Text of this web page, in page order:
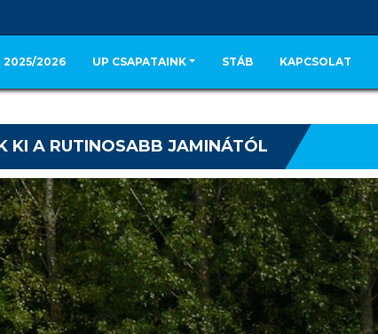
2025/2026 UP CSAPATAINK STÁB KAPCSOLAT
KI A RUTINOSABB JAMINÁTÓL